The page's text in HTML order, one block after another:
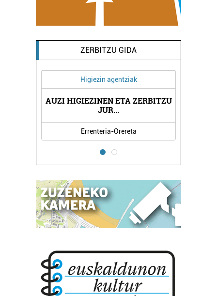
ZERBITZU GIDA
Higiezin agentziak
AUZI HIGIEZINEN ETA ZERBITZU
JUR...
Errenteria-Orereta